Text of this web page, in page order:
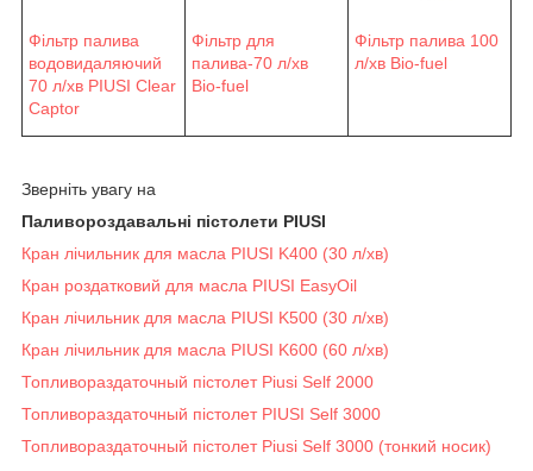
Фільтр палива
водовидаляючий
70 л/хв PIUSI Clear
Captor
Фільтр для
палива-70 л/хв
Bio-fuel
Фільтр палива 100
л/хв Bio-fuel
Зверніть увагу на
Паливороздавальні пістолети PIUSI
Кран лічильник для масла PIUSI K400 (30 л/хв)
Кран роздатковий для масла PIUSI EasyOil
Кран лічильник для масла PIUSI K500 (30 л/хв)
Кран лічильник для масла PIUSI K600 (60 л/хв)
Топливораздаточный пістолет Piusi Self 2000
Топливораздаточный пістолет PIUSI Self 3000
Топливораздаточный пістолет Piusi Self 3000 (тонкий носик)